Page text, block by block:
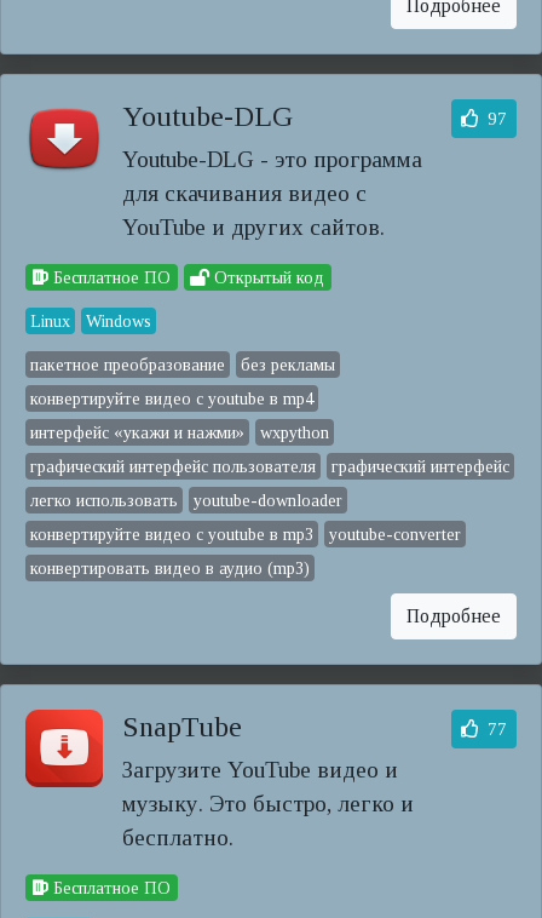
Подробнее
Youtube-DLG
Youtube-DLG - это программа
для скачивания видео с
YouTube и других сайтов.
97
Бесплатное ПО Открытый код
Linux Windows
пакетное преобразование
без рекламы
конвертируйте видео с youtube в mp4
интерфейс «укажи и нажми»
wxpython
графический интерфейс пользователя
графический интерфейс
легко использовать
youtube-downloader
конвертируйте видео с youtube в mp3
youtube-converter
конвертировать видео в аудио (mp3)
Подробнее
SnapTube
Загрузите YouTube видео и
музыку. Это быстро, легко и
бесплатно.
77
Бесплатное ПО